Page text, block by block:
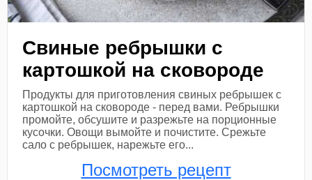
Свиные ребрышки с
картошкой на сковороде
Продукты для приготовления свиных ребрышек с
картошкой на сковороде - перед вами. Ребрышки
промойте, обсушите и разрежьте на порционные
кусочки. Овощи вымойте и почистите. Срежьте
сало с ребрышек, нарежьте его...
Посмотреть рецепт